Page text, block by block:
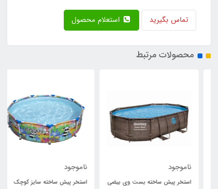
تماس بگیرید
محصولات مرتبط
ناموجود
استخر پیش ساخته بست وی بیضی
ناموجود
استخر پیش ساخته سایز کوچک